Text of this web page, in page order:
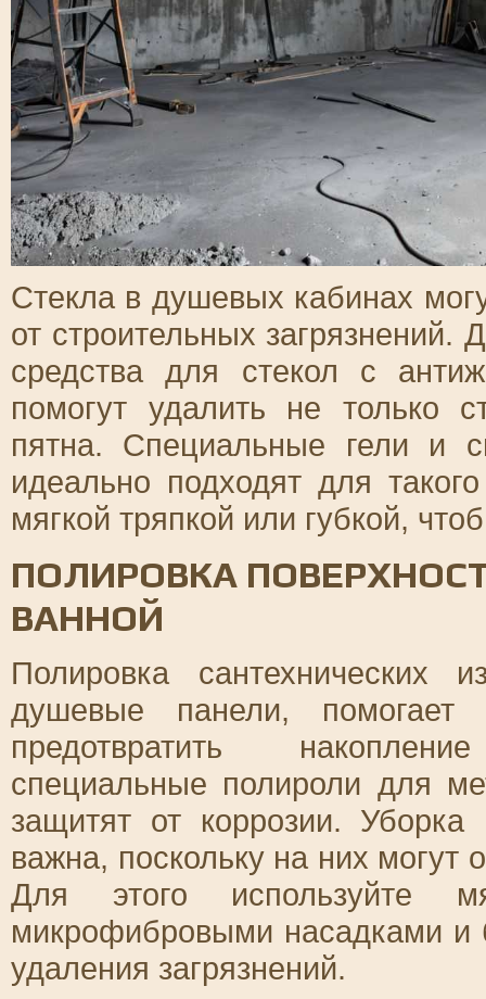
Стекла в душевых кабинах
от строительных
средства для стекол с
помогут удалить не только
пятна. Специальные гели и
идеально подходят для
мягкой тряпкой или губкой,
ПОЛИРОВКА
ВАННОЙ
Полировка сантехнических
душевые панели,
предотвратить
специальные полироли для
защитят от коррозии.
важна, поскольку на них могут
Для этого используйте
микрофибровыми насадками
удаления загрязнений.